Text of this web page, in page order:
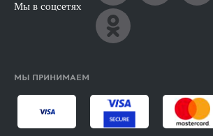
Мы в соцсетях
МЫ ПРИНИМАЕМ